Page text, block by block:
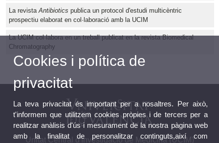
La revistaAntibiotics publica un protocol d'estudi multicèntric
prospectiu elaborat en col·laboració amb la UCIM
La UCIM col·labora en un treball publicat en la revista Biomedical
Chromatography
Unitat Central d'Investigació de Medicina (UCIM)
Cookies i política de
privacitat
La teva privacitat és important per a nosaltres. Per això,
t'informem que utilitzem cookies pròpies i de tercers per a
realitzar anàlisis d'ús i mesurament de la nostra pàgina web
amb la finalitat de personalitzar continguts,així com